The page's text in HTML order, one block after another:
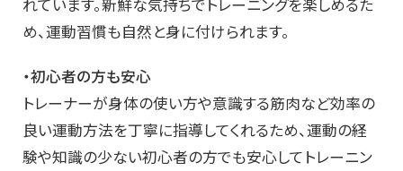
れています。新鮮な気持ちでトレーニングを楽しめるた
め、運動習慣も自然と身に付けられます。
・初心者の方も安心
トレーナーが身体の使い方や意識する筋肉など効率の
良い運動方法を丁寧に指導してくれるため、運動の経
験や知識の少ない初心者の方でも安心してトレーニン